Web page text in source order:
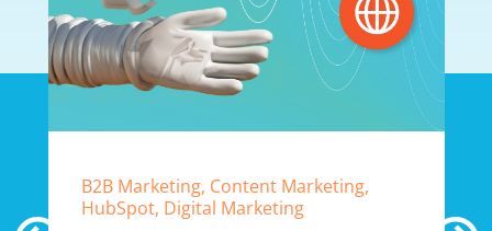
B2B Marketing, Content Marketing,
HubSpot, Digital Marketing